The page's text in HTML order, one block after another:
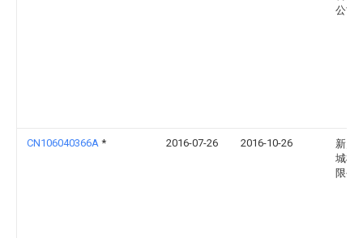
公司
CN106040366A * 2016-07-26 2016-10-26
新乡
城机
限公